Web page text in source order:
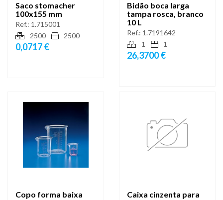
Saco stomacher
100x155 mm
Ref.: 1.715001
2500
2500
0,0717 €
Bidão boca larga
tampa rosca, branco
10 L
Ref.: 1.7191642
1
1
26,3700 €
Copo forma baixa
Caixa cinzenta para